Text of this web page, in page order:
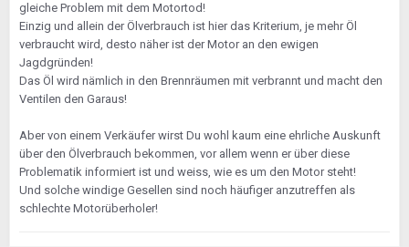
gleiche Problem mit dem Motortod!
Einzig und allein der Ölverbrauch ist hier das Kriterium, je mehr Öl
verbraucht wird, desto näher ist der Motor an den ewigen
Jagdgründen!
Das Öl wird nämlich in den Brennräumen mit verbrannt und macht den
Ventilen den Garaus!
Aber von einem Verkäufer wirst Du wohl kaum eine ehrliche Auskunft
über den Ölverbrauch bekommen, vor allem wenn er über diese
Problematik informiert ist und weiss, wie es um den Motor steht!
Und solche windige Gesellen sind noch häufiger anzutreffen als
schlechte Motorüberholer!